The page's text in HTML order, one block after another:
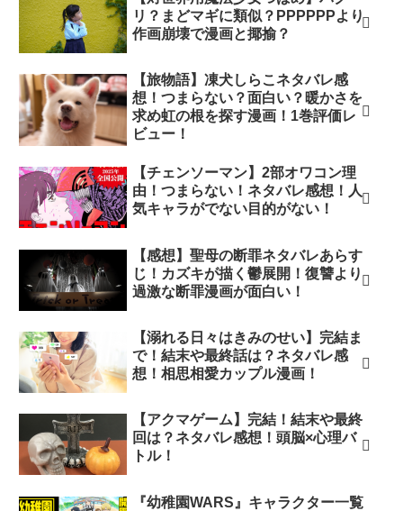
リ？まどマギに類似？PPPPPPより
作画崩壊で漫画と揶揄？
【旅物語】凍犬しらこネタバレ感
想！つまらない？面白い？暖かさを
求め虹の根を探す漫画！1巻評価レ
ビュー！
【チェンソーマン】2部オワコン理
由！つまらない！ネタバレ感想！人
気キャラがでない目的がない！
【感想】聖母の断罪ネタバレあらす
じ！カズキが描く鬱展開！復讐より
過激な断罪漫画が面白い！
【溺れる日々はきみのせい】完結ま
で！結末や最終話は？ネタバレ感
想！相思相愛カップル漫画！
【アクマゲーム】完結！結末や最終
回は？ネタバレ感想！頭脳×心理バ
トル！
『幼稚園WARS』キャラクター一覧